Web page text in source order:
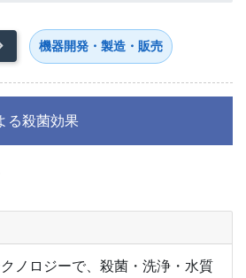
機器開発・製造・販売
る殺菌効果
ノロジーで、殺菌・洗浄・水質